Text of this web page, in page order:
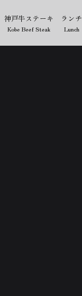
神戸牛ステーキ
Kobe Beef Steak
ランチ
Lunch